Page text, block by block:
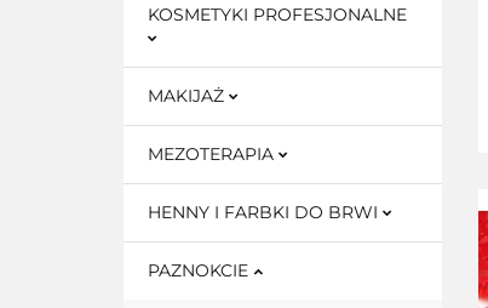
KOSMETYKI PROFESJONALNE
MAKIJAŻ
MEZOTERAPIA
HENNY I FARBKI DO BRWI
PAZNOKCIE